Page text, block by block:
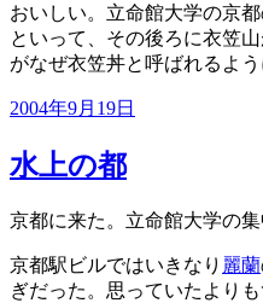
おいしい。立命館大学の京
といって、その後ろに衣笠
がなぜ衣笠丼と呼ばれるよ
投
日:
2004年9月19日
水上の都
京都に来た。立命館大学の集
京都駅ビルではいきなり 麗蘭
ぎだった。思っていたより